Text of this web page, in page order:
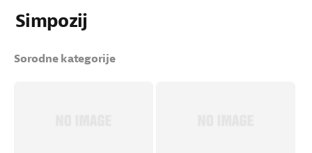
Simpozij
Sorodne kategorije